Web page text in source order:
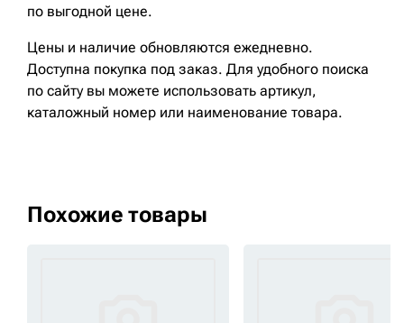
по выгодной цене.
Цены и наличие обновляются ежедневно.
Доступна покупка под заказ. Для удобного поиска
по сайту вы можете использовать артикул,
каталожный номер или наименование товара.
Похожие товары